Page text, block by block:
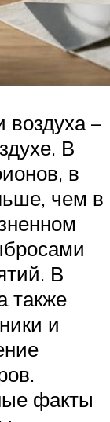
воздуха –
В
в
чем в
В
также
и
факты